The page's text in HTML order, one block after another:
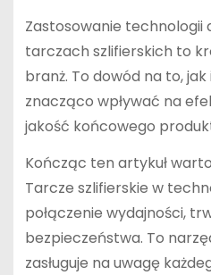
Zastosowanie technologii
tarczach szlifierskich to
branż. To dowód na to,
znacząco wpływać na
jakość końcowego
Kończąc ten artykuł
Tarcze szlifierskie w
połączenie wydajności,
bezpieczeństwa. To
zasługuje na uwagę